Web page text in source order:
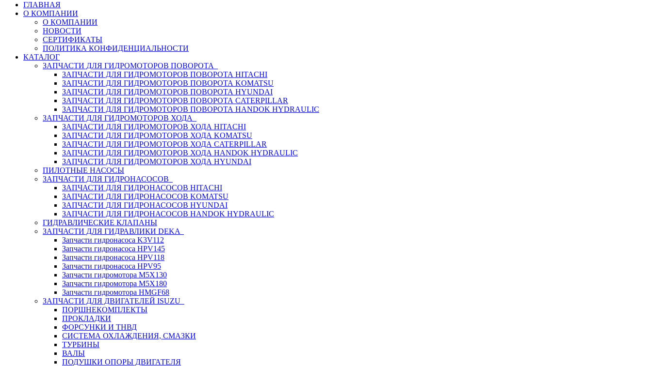
ГЛАВНАЯ
О КОМПАНИИ
О КОМПАНИИ
НОВОСТИ
СЕРТИФИКАТЫ
ПОЛИТИКА КОНФИДЕНЦИАЛЬНОСТИ
КАТАЛОГ
ЗАПЧАСТИ ДЛЯ ГИДРОМОТОРОВ ПОВОРОТА
ЗАПЧАСТИ ДЛЯ ГИДРОМОТОРОВ ПОВОРОТА HITACHI
ЗАПЧАСТИ ДЛЯ ГИДРОМОТОРОВ ПОВОРОТА KOMATSU
ЗАПЧАСТИ ДЛЯ ГИДРОМОТОРОВ ПОВОРОТА HYUNDAI
ЗАПЧАСТИ ДЛЯ ГИДРОМОТОРОВ ПОВОРОТА CATERPILLAR
ЗАПЧАСТИ ДЛЯ ГИДРОМОТОРОВ ПОВОРОТА HANDOK HYDRAULIC
ЗАПЧАСТИ ДЛЯ ГИДРОМОТОРОВ ХОДА
ЗАПЧАСТИ ДЛЯ ГИДРОМОТОРОВ ХОДА HITACHI
ЗАПЧАСТИ ДЛЯ ГИДРОМОТОРОВ ХОДА KOMATSU
ЗАПЧАСТИ ДЛЯ ГИДРОМОТОРОВ ХОДА CATERPILLAR
ЗАПЧАСТИ ДЛЯ ГИДРОМОТОРОВ ХОДА HANDOK HYDRAULIC
ЗАПЧАСТИ ДЛЯ ГИДРОМОТОРОВ ХОДА HYUNDAI
ПИЛОТНЫЕ НАСОСЫ
ЗАПЧАСТИ ДЛЯ ГИДРОНАСОСОВ
ЗАПЧАСТИ ДЛЯ ГИДРОНАСОСОВ HITACHI
ЗАПЧАСТИ ДЛЯ ГИДРОНАСОСОВ KOMATSU
ЗАПЧАСТИ ДЛЯ ГИДРОНАСОСОВ HYUNDAI
ЗАПЧАСТИ ДЛЯ ГИДРОНАСОСОВ HANDOK HYDRAULIC
ГИДРАВЛИЧЕСКИЕ КЛАПАНЫ
ЗАПЧАСТИ ДЛЯ ГИДРАВЛИКИ DEKA
Запчасти гидронасоса K3V112
Запчасти гидронасоса HPV145
Запчасти гидронасоса HPV118
Запчасти гидронасоса HPV95
Запчасти гидромотора M5X130
Запчасти гидромотора M5X180
Запчасти гидромотора HMGF68
ЗАПЧАСТИ ДЛЯ ДВИГАТЕЛЕЙ ISUZU
ПОРШНЕКОМПЛЕКТЫ
ПРОКЛАДКИ
ФОРСУНКИ И ТНВД
СИСТЕМА ОХЛАЖДЕНИЯ, СМАЗКИ
ТУРБИНЫ
ВАЛЫ
ПОДУШКИ ОПОРЫ ДВИГАТЕЛЯ